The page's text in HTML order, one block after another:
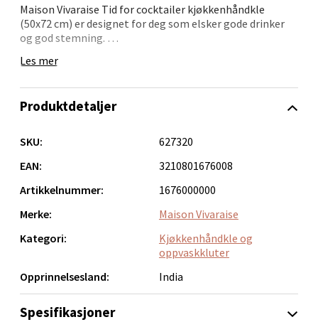
Maison Vivaraise Tid for cocktailer kjøkkenhåndkle
(50x72 cm) er designet for deg som elsker gode drinker
og god stemning.
Med trykk av velprøvde cocktailoppskrifter blir det både
atmosfære – uansett årstid.
Les mer
Produktdetaljer
SKU:
627320
EAN:
3210801676008
Artikkelnummer:
1676000000
Merke:
Maison Vivaraise
Kategori:
Kjøkkenhåndkle og
oppvaskkluter
Opprinnelsesland:
India
Spesifikasjoner
Bolagsgata 1, 8514 Narvik
Åpent i dag 10-20
0 i butikk
Bergen - Oasen Senter
Åpent i dag 10-21
0 i butikk